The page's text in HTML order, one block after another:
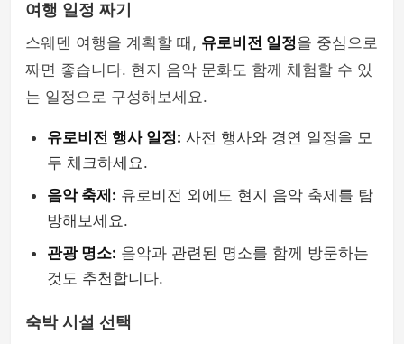
여행 일정 짜기
스웨덴 여행을 계획할 때, 유로비전 일정을 중심으로
짜면 좋습니다. 현지 음악 문화도 함께 체험할 수 있
는 일정으로 구성해보세요.
유로비전 행사 일정: 사전 행사와 경연 일정을 모
두 체크하세요.
음악 축제: 유로비전 외에도 현지 음악 축제를 탐
방해보세요.
관광 명소: 음악과 관련된 명소를 함께 방문하는
것도 추천합니다.
숙박 시설 선택